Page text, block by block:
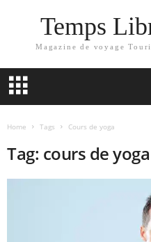
Temps
Magazine de voyage
Home Tags Cours de yoga
Tag: cours de yoga